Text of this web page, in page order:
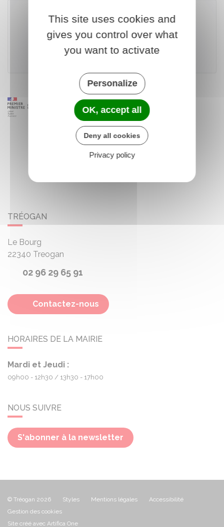
Accéder au téléservice
TRÉOGAN
Le Bourg
22340 Treogan
02 96 29 65 91
Contactez-nous
HORAIRES DE LA MAIRIE
Mardi et Jeudi :
09h00 - 12h30 13h30 - 17h00
NOUS SUIVRE
S'abonner à la newsletter
© Tréogan 2026 Styles Mentions légales
Accessibilité
Gestion des cookies
Site créé avec Artifica One
This site uses cookies and
gives you control over what
you want to activate
Personalize
OK, accept all
Deny all cookies
Privacy policy